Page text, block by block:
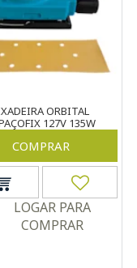
ORBITAL
127V 135W
COMPRAR
LOGAR PARA
COMPRAR